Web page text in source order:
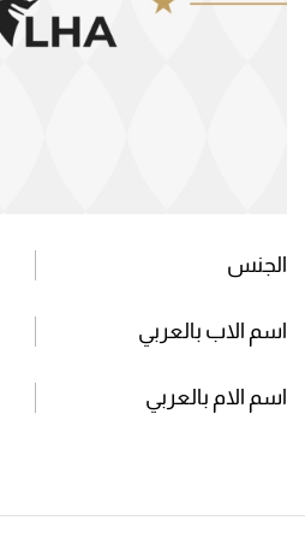
الجنس
اسم الاب بالعربي
اسم الام بالعربي